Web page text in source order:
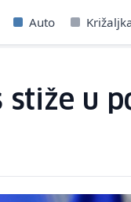
Auto
stiže u